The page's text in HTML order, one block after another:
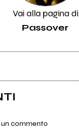
Vai alla pagina di
Passover
un commento